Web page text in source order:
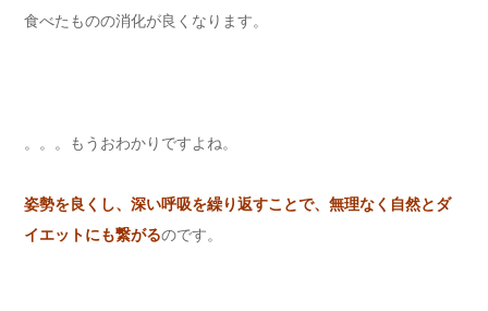
食べたものの消化が良くなります。
。。。もうおわかりですよね。
姿勢を良くし、深い呼吸を繰り返すことで、無理なく自然とダ
イエットにも繋がるのです。